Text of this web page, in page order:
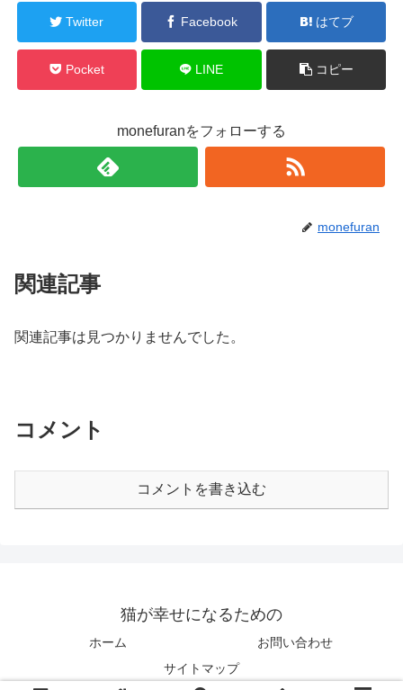
Twitter Facebook はてブ
Pocket LINE コピー
monefuranをフォローする
monefuran
関連記事
関連記事は見つかりませんでした。
コメント
コメントを書き込む
猫が幸せになるための
ホーム
お問い合わせ
サイトマップ